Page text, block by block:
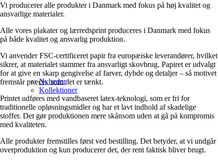
Nyheder
Kollektioner
Vi producerer alle produkter i Danmark med fokus på høj kvalitet og
ansvarlige materialer.
Alle vores plakater og lærredsprint produceres i Danmark med fokus
på både kvalitet og ansvarlig produktion.
Vi anvender FSC-certificeret papir fra europæiske leverandører, hvilket
sikrer, at materialet stammer fra ansvarligt skovbrug. Papiret er udvalgt
for at give en skarp gengivelse af farver, dybde og detaljer – så motivet
fremstår præcis, som det er tænkt.
Printet udføres med vandbaseret latex-teknologi, som er fri for
traditionelle opløsningsmidler og har et lavt indhold af skadelige
stoffer. Det gør produktionen mere skånsom uden at gå på kompromis
med kvaliteten.
Alle produkter fremstilles først ved bestilling. Det betyder, at vi undgår
overproduktion og kun producerer det, der rent faktisk bliver brugt.